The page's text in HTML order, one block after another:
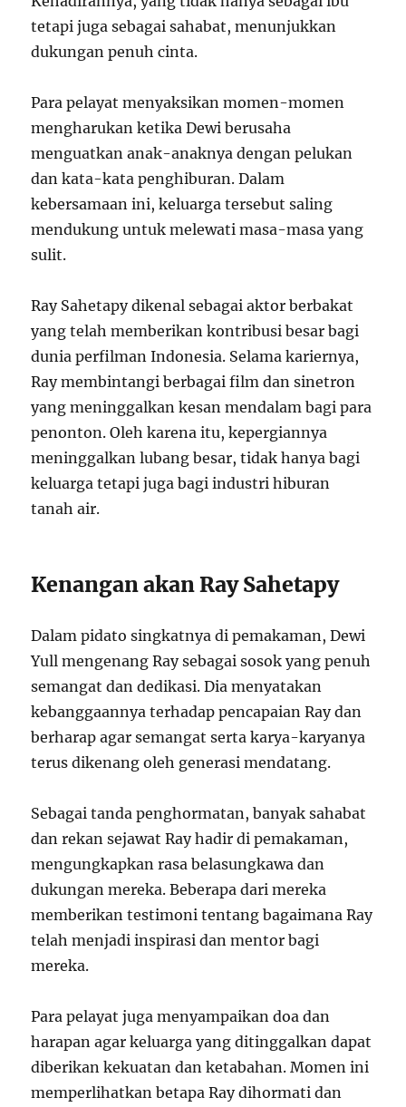
tetapi juga sebagai sahabat, menunjukkan
dukungan penuh cinta.
Para pelayat menyaksikan momen-momen
mengharukan ketika Dewi berusaha
menguatkan anak-anaknya dengan pelukan
dan kata-kata penghiburan. Dalam
kebersamaan ini, keluarga tersebut saling
mendukung untuk melewati masa-masa yang
sulit.
Ray Sahetapy dikenal sebagai aktor berbakat
yang telah memberikan kontribusi besar bagi
dunia perfilman Indonesia. Selama kariernya,
Ray membintangi berbagai film dan sinetron
yang meninggalkan kesan mendalam bagi para
penonton. Oleh karena itu, kepergiannya
meninggalkan lubang besar, tidak hanya bagi
keluarga tetapi juga bagi industri hiburan
tanah air.
Kenangan akan Ray Sahetapy
Dalam pidato singkatnya di pemakaman, Dewi
Yull mengenang Ray sebagai sosok yang penuh
semangat dan dedikasi. Dia menyatakan
kebanggaannya terhadap pencapaian Ray dan
berharap agar semangat serta karya-karyanya
terus dikenang oleh generasi mendatang.
Sebagai tanda penghormatan, banyak sahabat
dan rekan sejawat Ray hadir di pemakaman,
mengungkapkan rasa belasungkawa dan
dukungan mereka. Beberapa dari mereka
memberikan testimoni tentang bagaimana Ray
telah menjadi inspirasi dan mentor bagi
mereka.
Para pelayat juga menyampaikan doa dan
harapan agar keluarga yang ditinggalkan dapat
diberikan kekuatan dan ketabahan. Momen ini
memperlihatkan betapa Ray dihormati dan